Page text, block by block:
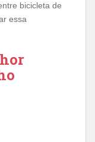
bicicleta de
essa